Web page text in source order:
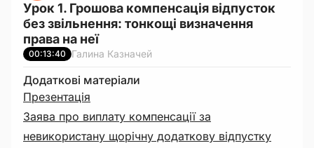
Урок 1. Грошова компенсація відпусток
без звільнення: тонкощі визначення
права на неї
00:13:40 Галина Казначей
Додаткові матеріали
Презентація
Заява про виплату компенсації за
невикористану щорічну додаткову відпустку